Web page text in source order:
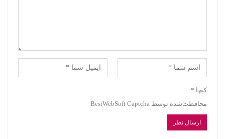
کپچا *
محافظت‌شده توسط BestWebSoft Captcha